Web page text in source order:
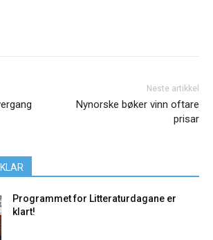
Neste artikkel
Nynorske bøker vinn oftare
prisar
Programmet for Litteraturdagane er
klart!